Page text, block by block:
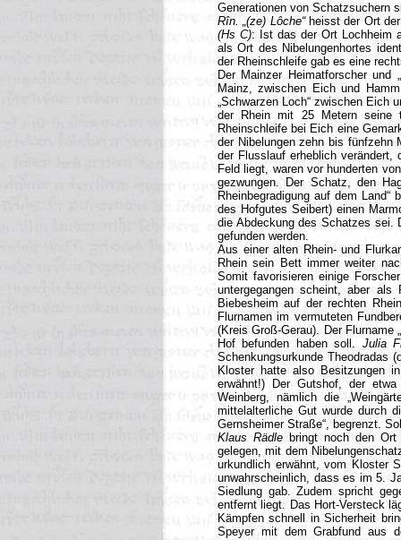
Generationen von Schatzsuchern
Rîn. „(ze) Lôche“ heisst der Ort
(Hs C): Ist das der Ort Lochheim
als Ort des Nibelungenhortes
der Rheinschleife gab es eine
Der Mainzer Heimatforscher und
Mainz, zwischen Eich und
„Schwarzen Loch“ zwischen Eich
der Rhein mit 25 Metern
Rheinschleife bei Eich eine
der Nibelungen zehn bis fünfzehn
der Flusslauf erheblich
Feld liegt, waren vor hunderten
gezwungen. Der Schatz, den
Rheinbegradigung auf dem
des Hofgutes Seibert)einen
die Abdeckung des Schatzes sei.
gefunden werden.
Aus einer alten Rhein- und
Rhein sein Bett immer weiter
Somit favorisieren einige
untergegangen scheint, aber als
Biebesheim auf der rechten
Flurnamen im vermuteten
(Kreis Groß-Gerau). Der Flurname
Hof befunden haben soll. Julia
Schenkungsurkunde
Kloster hatte also Besitzungen
erwähnt!) Der Gutshof, der
Weinberg, nämlich die
mittelalterliche Gut wurde durch
Gernsheimer Straße“, begrenzt.
Klaus Rädle bringt noch den Ort
gelegen, mit dem
urkundlich erwähnt, vom Kloster
unwahrscheinlich, dass es im 5.
Siedlung gab. Zudem spricht
entfernt liegt. Das Hort-Versteck
Kämpfen schnell in Sicherheit
Speyer mit dem Grabfund aus